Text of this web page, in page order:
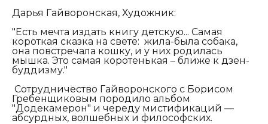
Дарья Гайворонская, Художник:
"Есть мечта издать книгу детскую... Самая
короткая сказка на свете: жила-была собака,
она повстречала кошку, и у них родилась
мышка. Это самая коротенькая – ближе к дзен-
буддизму."
Сотрудничество Гайворонского с Борисом
Гребенщиковым породило альбом
"Додекамерон" и череду мистификаций —
абсурдных, волшебных и философских.